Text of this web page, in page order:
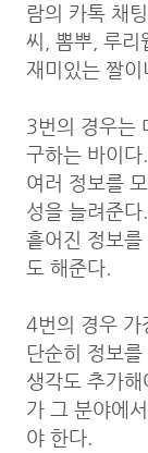
람의 카톡 채
씨, 뽐뿌, 루리
재미있는 짤
3번의 경우는
구하는 바이다.
여러 정보를
성을 늘려준
흩어진 정보
도 해준다.
4번의 경우 가
단순히 정보
생각도 추가
가 그 분야에
야 한다.